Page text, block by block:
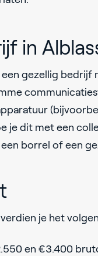
in
gezellig bedrijf
je dit met een
borrel of een
je het
en €3.400